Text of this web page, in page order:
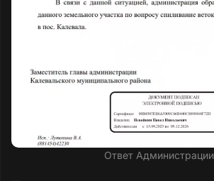
Ответ Администрации